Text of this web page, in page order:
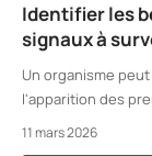
Identifier les
signaux à
Un organisme
l'apparition des
11 mars 2026